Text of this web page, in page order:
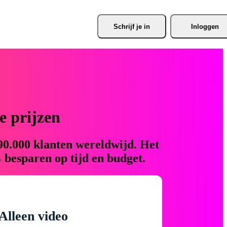
Schrijf je in Inloggen
prijzen
klanten wereldwijd. Het
op tijd en budget.
video